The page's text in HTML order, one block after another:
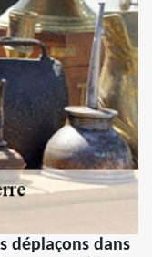
déplaçons dans